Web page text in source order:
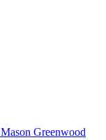
Mason Greenwood